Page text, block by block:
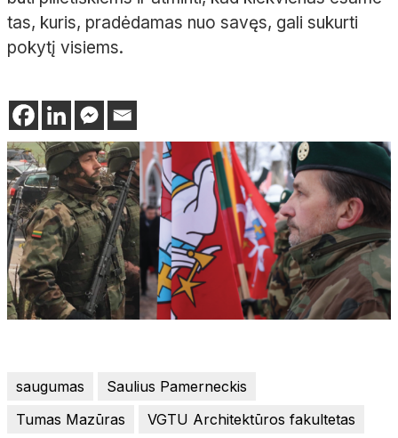
tas, kuris, pradėdamas nuo savęs, gali sukurti
pokytį visiems.
saugumas
Saulius Pamerneckis
Tumas Mazūras
VGTU Architektūros fakultetas